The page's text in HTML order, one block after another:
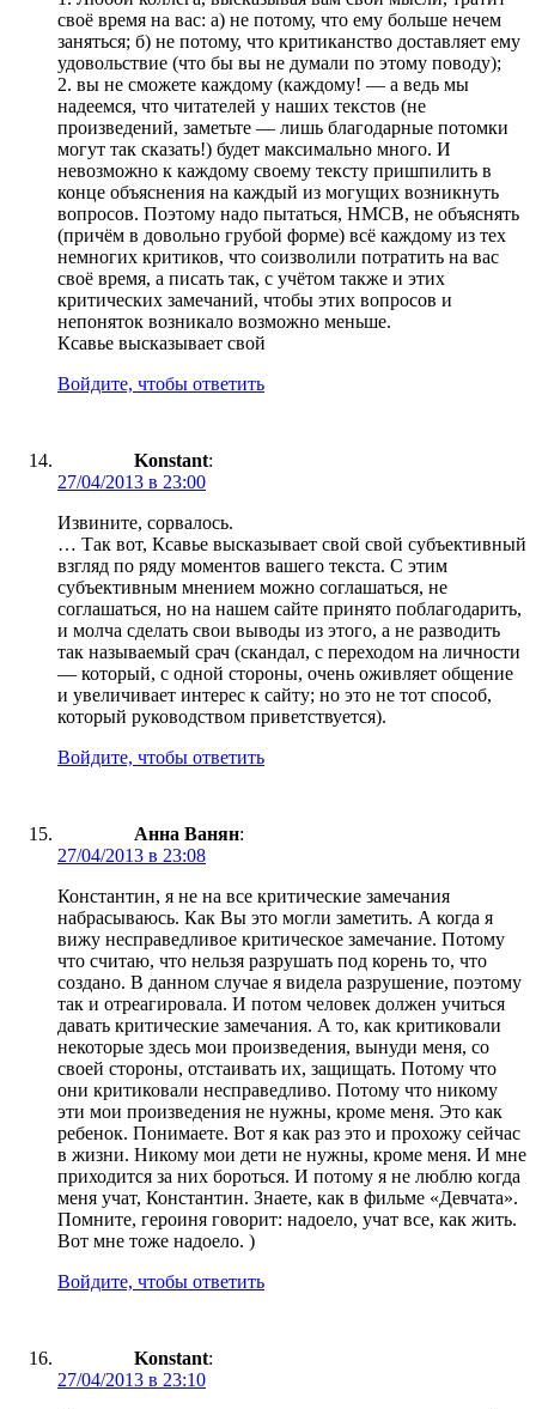
своё время на вас: а) не потому, что ему больше нечем
заняться; б) не потому, что критиканство доставляет ему
удовольствие (что бы вы не думали по этому поводу);
2. вы не сможете каждому (каждому! — а ведь мы
надеемся, что читателей у наших текстов (не
произведений, заметьте — лишь благодарные потомки
могут так сказать!) будет максимально много. И
невозможно к каждому своему тексту пришпилить в
конце объяснения на каждый из могущих возникнуть
вопросов. Поэтому надо пытаться, НМСВ, не объяснять
(причём в довольно грубой форме) всё каждому из тех
немногих критиков, что соизволили потратить на вас
своё время, а писать так, с учётом также и этих
критических замечаний, чтобы этих вопросов и
непоняток возникало возможно меньше.
Ксавье высказывает свой
Войдите, чтобы ответить
Konstant:
27/04/2013 в 23:00
Извините, сорвалось.
… Так вот, Ксавье высказывает свой свой субъективный
взгляд по ряду моментов вашего текста. С этим
субъективным мнением можно соглашаться, не
соглашаться, но на нашем сайте принято поблагодарить,
и молча сделать свои выводы из этого, а не разводить
так называемый срач (скандал, с переходом на личности
— который, с одной стороны, очень оживляет общение
и увеличивает интерес к сайту; но это не тот способ,
который руководством приветствуется).
Войдите, чтобы ответить
Анна Ванян:
27/04/2013 в 23:08
Константин, я не на все критические замечания
набрасываюсь. Как Вы это могли заметить. А когда я
вижу несправедливое критическое замечание. Потому
что считаю, что нельзя разрушать под корень то, что
создано. В данном случае я видела разрушение, поэтому
так и отреагировала. И потом человек должен учиться
давать критические замечания. А то, как критиковали
некоторые здесь мои произведения, вынуди меня, со
своей стороны, отстаивать их, защищать. Потому что
они критиковали несправедливо. Потому что никому
эти мои произведения не нужны, кроме меня. Это как
ребенок. Понимаете. Вот я как раз это и прохожу сейчас
в жизни. Никому мои дети не нужны, кроме меня. И мне
приходится за них бороться. И потому я не люблю когда
меня учат, Константин. Знаете, как в фильме «Девчата».
Помните, героиня говорит: надоело, учат все, как жить.
Вот мне тоже надоело. )
Войдите, чтобы ответить
Konstant:
27/04/2013 в 23:10